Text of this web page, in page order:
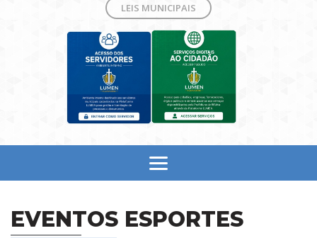
LEIS MUNICIPAIS
EVENTOS ESPORTES